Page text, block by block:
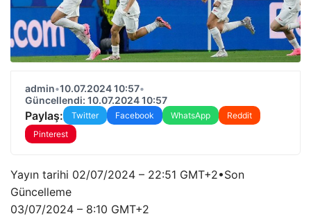
admin•10.07.2024 10:57•
Güncellendi: 10.07.2024 10:57
Paylaş: Twitter Facebook WhatsApp
Reddit
Pinterest
Yayın tarihi 02/07/2024 – 22:51 GMT+2•Son
Güncelleme
03/07/2024 – 8:10 GMT+2